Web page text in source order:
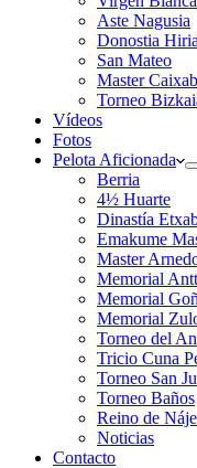
Aste Nagusia
Donostia Hiria
San Mateo
Master
Torneo
Vídeos
Fotos
Pelota Aficionada
Berria
4½ Huarte
Dinastía
Emakume
Master
Memorial
Memorial
Memorial
Torneo del
Tricio Cuna
Torneo San
Torneo Baños
Reino de
Noticias
Contacto